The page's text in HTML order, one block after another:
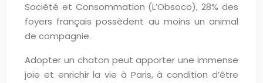
Société et Consommation (L’Obsoco), 28% des
foyers français possèdent au moins un animal
de compagnie.
Adopter un chaton peut apporter une immense
joie et enrichir la vie à Paris, à condition d’être